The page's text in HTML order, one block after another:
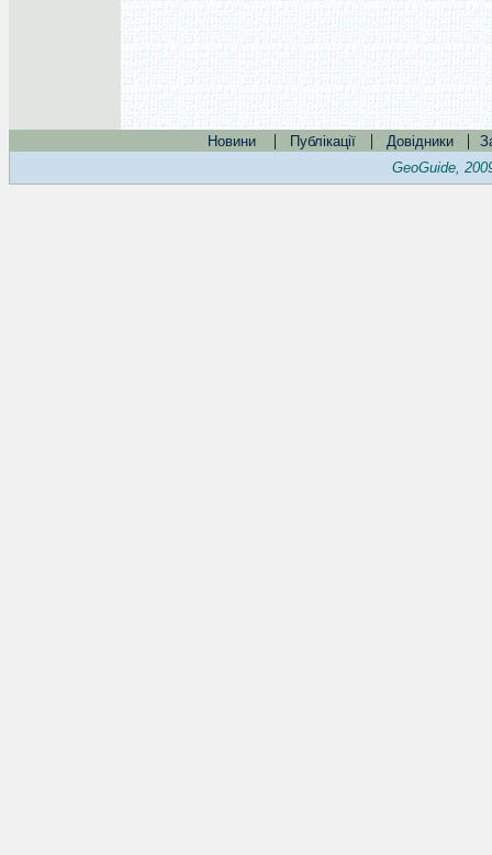
Новини | Публікації | Довідники |
GeoGuide,